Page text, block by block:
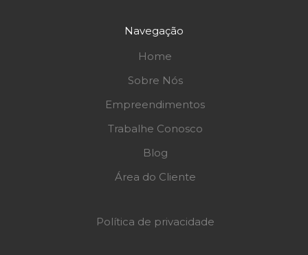
Navegação
Home
Sobre Nós
Empreendimentos
Trabalhe Conosco
Blog
Área do Cliente
Política de privacidade